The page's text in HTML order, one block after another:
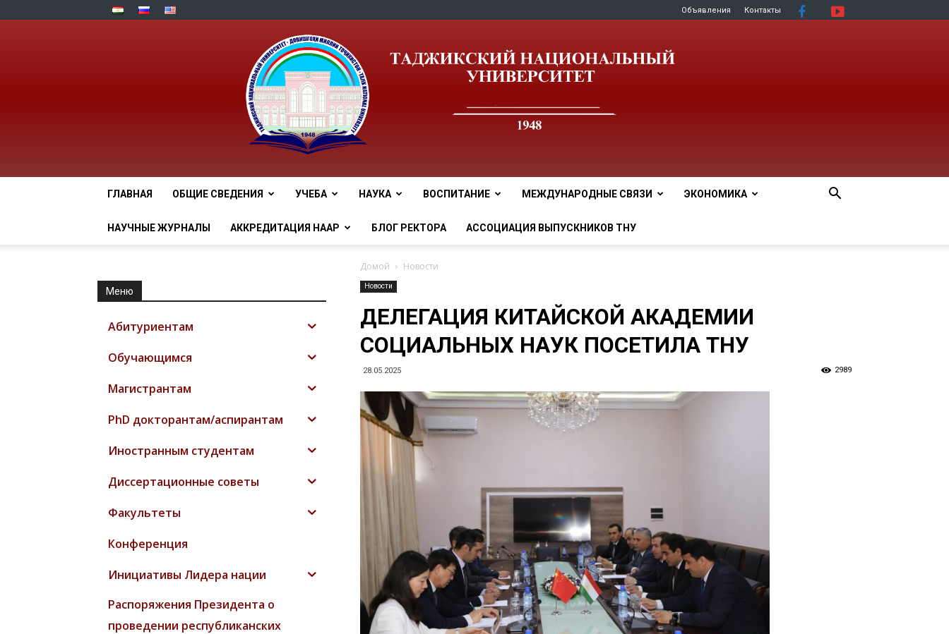
Объявления Контакты
tnu
ГЛАВНАЯ ОБЩИЕ СВЕДЕНИЯ УЧЕБА НАУКА ВОСПИТАНИЕ МЕЖДУНАРОДНЫЕ СВЯЗИ ЭКОНОМИКА
НАУЧНЫЕ ЖУРНАЛЫ АККРЕДИТАЦИЯ НААР БЛОГ РЕКТОРА АССОЦИАЦИЯ ВЫПУСКНИКОВ ТНУ
Домой Новости
Новости
ДЕЛЕГАЦИЯ КИТАЙСКОЙ АКАДЕМИИ
СОЦИАЛЬНЫХ НАУК ПОСЕТИЛА ТНУ
28.05.2025 2989
Меню
Абитуриентам
Обучающимся
Магистрантам
PhD докторантам/аспирантам
Иностранным студентам
Диссертационные советы
Факультеты
Конференция
Инициативы Лидера нации
Распоряжения Президента о
проведении республиканских